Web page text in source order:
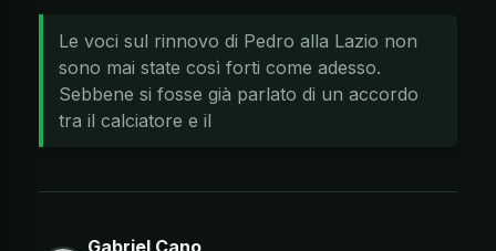
Le voci sul rinnovo di Pedro alla Lazio non
sono mai state così forti come adesso.
Sebbene si fosse già parlato di un accordo
tra il calciatore e il